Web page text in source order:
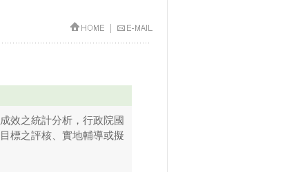
|
效之統計分析，行政院國
標之評核、實地輔導或擬